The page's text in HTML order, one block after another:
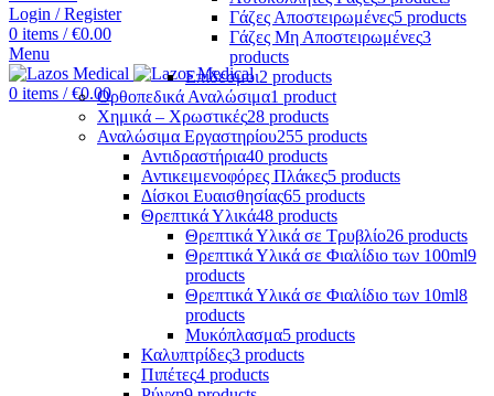
Login / Register
0 items / €0.00
Menu
0 items / €0.00
Γάζες Αποστειρωμένες5 products
Γάζες Μη Αποστειρωμένες3
products
Επίδεσμοι2 products
Ορθοπεδικά Αναλώσιμα1 product
Χημικά – Χρωστικές28 products
Αναλώσιμα Εργαστηρίου255 products
Αντιδραστήρια40 products
Αντικειμενοφόρες Πλάκες5 products
Δίσκοι Ευαισθησίας65 products
Θρεπτικά Υλικά48 products
Θρεπτικά Υλικά σε Τρυβλίο26 products
Θρεπτικά Υλικά σε Φιαλίδιο των 100ml9
products
Θρεπτικά Υλικά σε Φιαλίδιο των 10ml8
products
Μυκόπλασμα5 products
Καλυπτρίδες3 products
Πιπέτες4 products